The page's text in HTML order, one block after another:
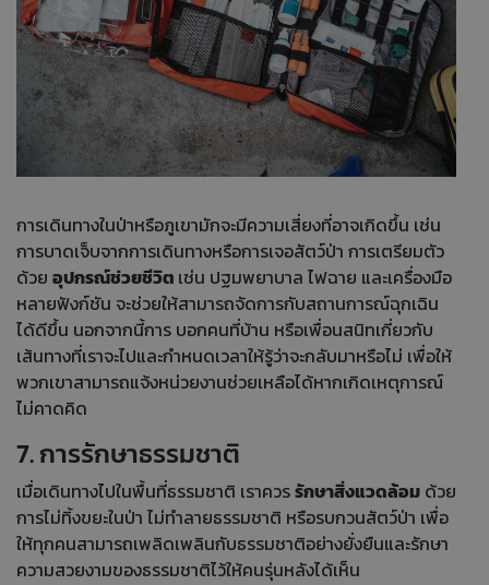
การเดินทางในป่าหรือภูเขามักจะมีความเสี่ยงที่อาจเกิดขึ้น เช่น
การบาดเจ็บจากการเดินทางหรือการเจอสัตว์ป่า การเตรียมตัว
ด้วย อุปกรณ์ช่วยชีวิต เช่น ปฐมพยาบาล ไฟฉาย และเครื่องมือ
หลายฟังก์ชัน จะช่วยให้สามารถจัดการกับสถานการณ์ฉุกเฉิน
ได้ดีขึ้น นอกจากนี้การ บอกคนที่บ้าน หรือเพื่อนสนิทเกี่ยวกับ
เส้นทางที่เราจะไปและกำหนดเวลาให้รู้ว่าจะกลับมาหรือไม่ เพื่อให้
พวกเขาสามารถแจ้งหน่วยงานช่วยเหลือได้หากเกิดเหตุการณ์
ไม่คาดคิด
7. การรักษาธรรมชาติ
เมื่อเดินทางไปในพื้นที่ธรรมชาติ เราควรรักษาสิ่งแวดล้อม ด้วย
การไม่ทิ้งขยะในป่า ไม่ทำลายธรรมชาติ หรือรบกวนสัตว์ป่า เพื่อ
ให้ทุกคนสามารถเพลิดเพลินกับธรรมชาติอย่างยั่งยืนและรักษา
ความสวยงามของธรรมชาติไว้ให้คนรุ่นหลังได้เห็น